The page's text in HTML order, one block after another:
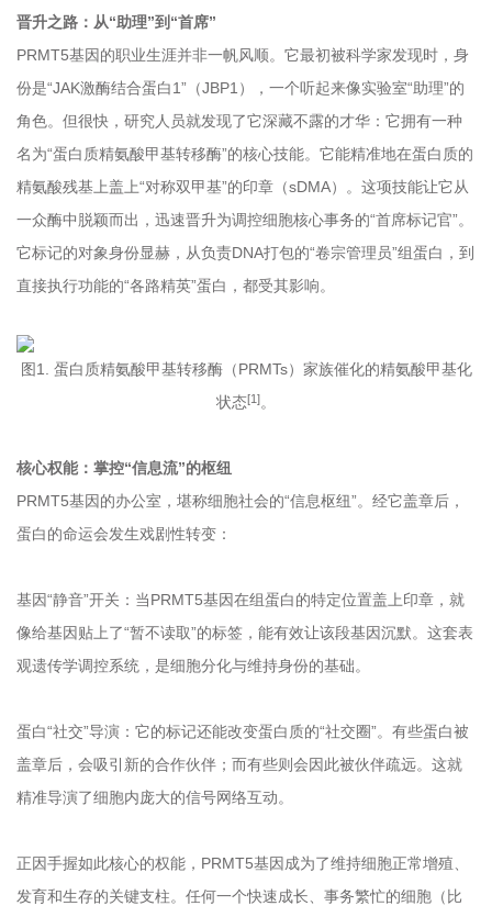
晋升之路：从“助理”到“首席”
PRMT5基因的职业生涯并非一帆风顺。它最初被科学家发现时，身
份是“JAK激酶结合蛋白1”（JBP1），一个听起来像实验室“助理”的
角色。但很快，研究人员就发现了它深藏不露的才华：它拥有一种
名为“蛋白质精氨酸甲基转移酶”的核心技能。它能精准地在蛋白质的
精氨酸残基上盖上“对称双甲基”的印章（sDMA）。这项技能让它从
一众酶中脱颖而出，迅速晋升为调控细胞核心事务的“首席标记官”。
它标记的对象身份显赫，从负责DNA打包的“卷宗管理员”组蛋白，到
直接执行功能的“各路精英”蛋白，都受其影响。
图1. 蛋白质精氨酸甲基转移酶（PRMTs）家族催化的精氨酸甲基化
状态[1] 。
核心权能：掌控“信息流”的枢纽
PRMT5基因的办公室，堪称细胞社会的“信息枢纽”。经它盖章后，
蛋白的命运会发生戏剧性转变：
基因“静音”开关：当PRMT5基因在组蛋白的特定位置盖上印章，就
像给基因贴上了“暂不读取”的标签，能有效让该段基因沉默。这套表
观遗传学调控系统，是细胞分化与维持身份的基础。
蛋白“社交”导演：它的标记还能改变蛋白质的“社交圈”。有些蛋白被
盖章后，会吸引新的合作伙伴；而有些则会因此被伙伴疏远。这就
精准导演了细胞内庞大的信号网络互动。
正因手握如此核心的权能，PRMT5基因成为了维持细胞正常增殖、
发育和生存的关键支柱。任何一个快速成长、事务繁忙的细胞（比